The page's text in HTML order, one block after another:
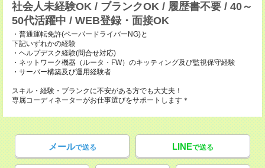
社会人未経験OK / ブランクOK / 履歴書不要 / 40～
50代活躍中 / WEB登録・面接OK
・普通運転免許(ペーパードライバーNG)と
下記いずれかの経験
・ヘルプデスク経験(問合せ対応)
・ネットワーク機器（ルータ・FW）のキッティング及び監視保守経験
・サーバー構築及び運用経験者
スキル・経験・ブランクに不安がある方でも大丈夫！
専属コーディネーターがお仕事選びをサポートします＊
メールで送る LINEで送る